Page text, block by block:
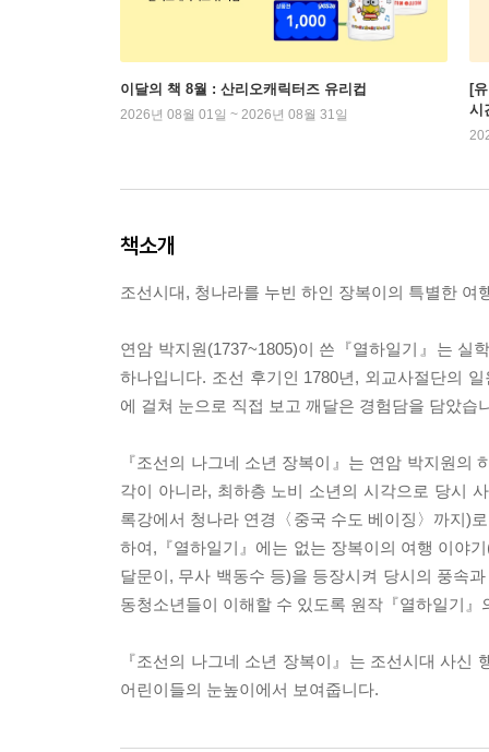
이달의 책 8월 : 산리오캐릭터즈 유리컵
2026년 08월 01일 ~ 2026년 08월 31일
[
시
책소개
조선시대, 청나라를 누빈 하인 장복이의 특별한 여
연암 박지원(1737~1805)이 쓴『열하일기』는 실
하나입니다. 조선 후기인 1780년, 외교사절단의
에 걸쳐 눈으로 직접 보고 깨달은 경험담을 담았습
『조선의 나그네 소년 장복이』는 연암 박지원의
각이 아니라, 최하층 노비 소년의 시각으로 당시
록강에서 청나라 연경〈중국 수도 베이징〉까지)
하여,『열하일기』에는 없는 장복이의 여행 이야
달문이, 무사 백동수 등)을 등장시켜 당시의 풍속
동청소년들이 이해할 수 있도록 원작『열하일기
『조선의 나그네 소년 장복이』는 조선시대 사
어린이들의 눈높이에서 보여줍니다.